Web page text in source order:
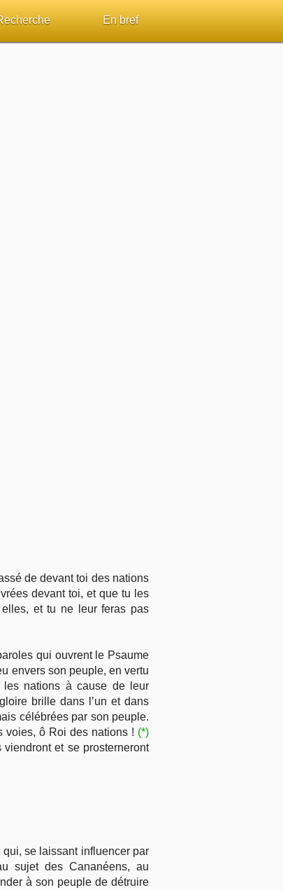
En bref
de devant toi des nations
devant toi, et que tu les
et tu ne leur feras pas
qui ouvrent le Psaume
envers son peuple, en vertu
les nations à cause de leur
brille dans l’un et dans
célébrées par son peuple.
voies, ô Roi des nations ! (*)
et se prosterneront
se laissant influencer par
sujet des Cananéens, au
à son peuple de détruire